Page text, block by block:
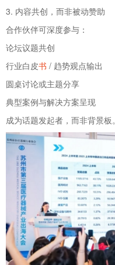
3. 内容共创，而非被动赞助
合作伙伴可深度参与：
论坛议题共创
行业白皮书 / 趋势观点输出
圆桌讨论或主题分享
典型案例与解决方案呈现
成为话题发起者，而非背景板。